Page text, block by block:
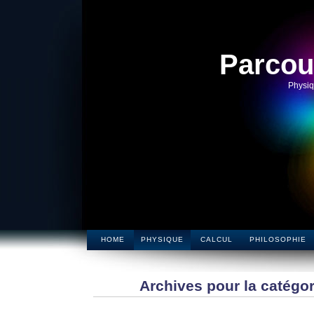
HOME PHYSIQUE CALCUL PHILOSOPHIE
Archives pour la